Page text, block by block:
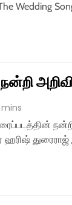
Wedding
mins
நன்றி
ஹரிஷ்